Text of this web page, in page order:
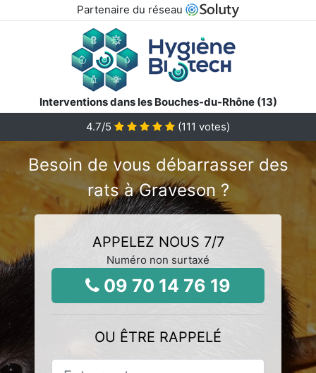
Partenaire du réseau
Interventions dans les Bouches-du-Rhône (13)
4.7/5 (111 votes)
Besoin de vous débarrasser des
rats à Graveson ?
APPELEZ NOUS 7/7
Numéro non surtaxé
09 70 14 76 19
OU ÊTRE RAPPELÉ